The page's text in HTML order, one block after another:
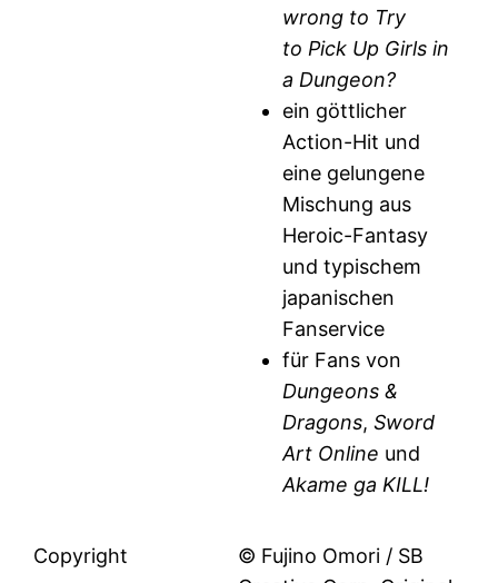
wrong to Try
to Pick Up Girls in
a Dungeon?
ein göttlicher
Action-Hit und
eine gelungene
Mischung aus
Heroic-Fantasy
und typischem
japanischen
Fanservice
für Fans von
Dungeons &
Dragons,Sword
Art Online und
Akame ga KILL!
Copyright
© Fujino Omori / SB